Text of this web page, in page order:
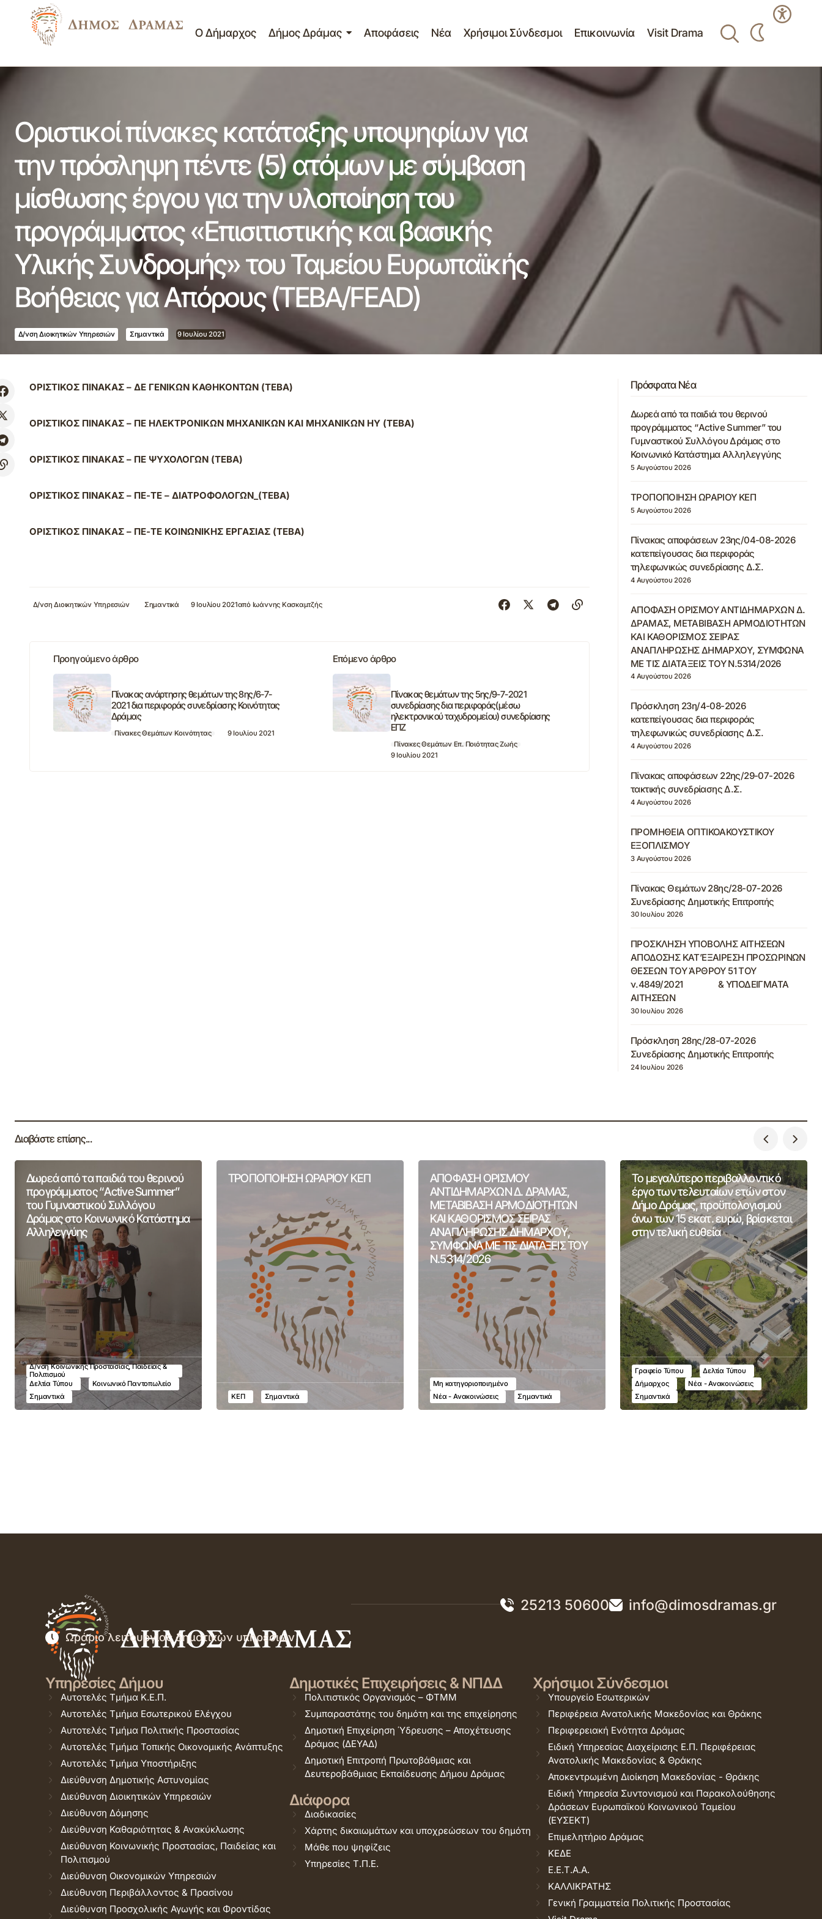
Ο Δήμαρχος Δήμος Δράμας Αποφάσεις Νέα Χρήσιμοι Σύνδεσμοι Επικοινωνία Visit Drama
Οριστικοί πίνακες κατάταξης υποψηφίων για την πρόσληψη πέντε (5) ατόμων με
σύμβαση μίσθωσης έργου για την υλοποίηση του προγράμματος «Επισιτιστικής
και βασικής Υλικής Συνδρομής» του Ταμείου Ευρωπαϊκής Βοήθειας για Απόρους
Πίνακας θεμάτων της 5ης/9-7-2021
συνεδρίασης δια περιφοράς(μέσω
ηλεκτρονικού ταχυδρομείου)
Οριστικοί πίνακες κατάταξης υποψηφίων για
την πρόσληψη πέντε (5) ατόμων με σύμβαση
μίσθωσης έργου για την υλοποίηση του
προγράμματος «Επισιτιστικής και βασικής
Υλικής Συνδρομής» του Ταμείου Ευρωπαϊκής
Βοήθειας για Απόρους (ΤΕΒΑ/FEAD)
Δ/νση Διοικητικών Υπηρεσιών Σημαντικά 9 Ιουλίου 2021
ΟΡΙΣΤΙΚΟΣ ΠΙΝΑΚΑΣ – ΔΕ ΓΕΝΙΚΩΝ ΚΑΘΗΚΟΝΤΩΝ (ΤΕΒΑ)
ΟΡΙΣΤΙΚΟΣ ΠΙΝΑΚΑΣ – ΠΕ ΗΛΕΚΤΡΟΝΙΚΩΝ ΜΗΧΑΝΙΚΩΝ ΚΑΙ ΜΗΧΑΝΙΚΩΝ ΗΥ (ΤΕΒΑ)
ΟΡΙΣΤΙΚΟΣ ΠΙΝΑΚΑΣ – ΠΕ ΨΥΧΟΛΟΓΩΝ (ΤΕΒΑ)
ΟΡΙΣΤΙΚΟΣ ΠΙΝΑΚΑΣ – ΠΕ-ΤΕ – ΔΙΑΤΡΟΦΟΛΟΓΩΝ_(ΤΕΒΑ)
ΟΡΙΣΤΙΚΟΣ ΠΙΝΑΚΑΣ – ΠΕ-ΤΕ ΚΟΙΝΩΝΙΚΗΣ ΕΡΓΑΣΙΑΣ (ΤΕΒΑ)
Δ/νση Διοικητικών Υπηρεσιών Σημαντικά 9 Ιουλίου 2021από Ιωάννης Κασκαμτζής
Προηγούμενο άρθρο
Πίνακας ανάρτησης θεμάτων της 8ης/6-7-
2021 δια περιφοράς συνεδρίασης Κοινότητας
Δράμας
Πίνακες Θεμάτων Κοινότητας 9 Ιουλίου 2021
Επόμενο άρθρο
Πίνακας θεμάτων της 5ης/9-7-2021
συνεδρίασης δια περιφοράς(μέσω
ηλεκτρονικού ταχυδρομείου) συνεδρίασης
ΕΠΖ
Πίνακες Θεμάτων Επ. Ποιότητας Ζωής
9 Ιουλίου 2021
Πρόσφατα Νέα
Δωρεά από τα παιδιά του θερινού
προγράμματος “Active Summer” του
Γυμναστικού Συλλόγου Δράμας στο
Κοινωνικό Κατάστημα Αλληλεγγύης
5 Αυγούστου 2026
ΤΡΟΠΟΠΟΙΗΣΗ ΩΡΑΡΙΟΥ ΚΕΠ
5 Αυγούστου 2026
Πίνακας αποφάσεων 23ης/04-08-2026
κατεπείγουσας δια περιφοράς
τηλεφωνικώς συνεδρίασης Δ.Σ.
4 Αυγούστου 2026
ΑΠΟΦΑΣΗ ΟΡΙΣΜΟΥ ΑΝΤΙΔΗΜΑΡΧΩΝ Δ.
ΔΡΑΜΑΣ, ΜΕΤΑΒΙΒΑΣΗ ΑΡΜΟΔΙΟΤΗΤΩΝ
ΚΑΙ ΚΑΘΟΡΙΣΜΟΣ ΣΕΙΡΑΣ
ΑΝΑΠΛΗΡΩΣΗΣ ΔΗΜΑΡΧΟΥ, ΣΥΜΦΩΝΑ
ΜΕ ΤΙΣ ΔΙΑΤΑΞΕΙΣ ΤΟΥ Ν.5314/2026
4 Αυγούστου 2026
Πρόσκληση 23η/4-08-2026
κατεπείγουσας δια περιφοράς
τηλεφωνικώς συνεδρίασης Δ.Σ.
4 Αυγούστου 2026
Πίνακας αποφάσεων 22ης/29-07-2026
τακτικής συνεδρίασης Δ.Σ.
4 Αυγούστου 2026
ΠΡΟΜΗΘΕΙΑ ΟΠΤΙΚΟΑΚΟΥΣΤΙΚΟΥ
ΕΞΟΠΛΙΣΜΟΥ
3 Αυγούστου 2026
Πίνακας Θεμάτων 28ης/28-07-2026
Συνεδρίασης Δημοτικής Επιτροπής
30 Ιουλίου 2026
ΠΡΟΣΚΛΗΣΗ ΥΠΟΒΟΛΗΣ ΑΙΤΗΣΕΩΝ
ΑΠΟΔΟΣΗΣ ΚΑΤ’ΕΞΑΙΡΕΣΗ ΠΡΟΣΩΡΙΝΩΝ
ΘΕΣΕΩΝ ΤΟΥ ΆΡΘΡΟΥ 51 ΤΟΥ
ν.4849/2021 & ΥΠΟΔΕΙΓΜΑΤΑ
ΑΙΤΗΣΕΩΝ
30 Ιουλίου 2026
Πρόσκληση 28ης/28-07-2026
Συνεδρίασης Δημοτικής Επιτροπής
24 Ιουλίου 2026
Διαβάστε επίσης...
Δωρεά από τα παιδιά του θερινού
προγράμματος “Active Summer”
του Γυμναστικού Συλλόγου
Δράμας στο Κοινωνικό Κατάστημα
Αλληλεγγύης
Δ/νση Κοινωνικής Προστασίας, Παιδείας &
Πολιτισμού
Δελτία Τύπου
Κοινωνικό Παντοπωλείο
Σημαντικά
ΤΡΟΠΟΠΟΙΗΣΗ ΩΡΑΡΙΟΥ ΚΕΠ
ΚΕΠ Σημαντικά
ΑΠΟΦΑΣΗ ΟΡΙΣΜΟΥ
ΑΝΤΙΔΗΜΑΡΧΩΝ Δ. ΔΡΑΜΑΣ,
ΜΕΤΑΒΙΒΑΣΗ ΑΡΜΟΔΙΟΤΗΤΩΝ
ΚΑΙ ΚΑΘΟΡΙΣΜΟΣ ΣΕΙΡΑΣ
ΑΝΑΠΛΗΡΩΣΗΣ ΔΗΜΑΡΧΟΥ,
ΣΥΜΦΩΝΑ ΜΕ ΤΙΣ ΔΙΑΤΑΞΕΙΣ ΤΟΥ
Ν.5314/2026
Μη κατηγοριοποιημένο
Νέα - Ανακοινώσεις
Σημαντικά
Το μεγαλύτερο περιβαλλοντικό
έργο των τελευταίων ετών στον
Δήμο Δράμας, προϋπολογισμού
άνω των 15 εκατ. ευρώ, βρίσκεται
στην τελική ευθεία
Γραφείο Τύπου
Δελτία Τύπου
Δήμαρχος
Νέα - Ανακοινώσεις
Σημαντικά
25213 50600 info@dimosdramas.gr
Ωράριο λειτουργίας δημοτικών υπηρεσιών
Υπηρεσίες Δήμου
Αυτοτελές Τμήμα Κ.Ε.Π.
Αυτοτελές Τμήμα Εσωτερικού Ελέγχου
Αυτοτελές Τμήμα Πολιτικής Προστασίας
Αυτοτελές Τμήμα Τοπικής Οικονομικής Ανάπτυξης
Αυτοτελές Τμήμα Υποστήριξης
Διεύθυνση Δημοτικής Αστυνομίας
Διεύθυνση Διοικητικών Υπηρεσιών
Διεύθυνση Δόμησης
Διεύθυνση Καθαριότητας & Ανακύκλωσης
Διεύθυνση Κοινωνικής Προστασίας, Παιδείας και
Πολιτισμού
Διεύθυνση Οικονομικών Υπηρεσιών
Διεύθυνση Περιβάλλοντος & Πρασίνου
Διεύθυνση Προσχολικής Αγωγής και Φροντίδας
Δημοτικές Επιχειρήσεις & ΝΠΔΔ
Πολιτιστικός Οργανισμός – ΦΤΜΜ
Συμπαραστάτης του δημότη και της επιχείρησης
Δημοτική Επιχείρηση Ύδρευσης – Αποχέτευσης
Δράμας (ΔΕΥΑΔ)
Δημοτική Επιτροπή Πρωτοβάθμιας και
Δευτεροβάθμιας Εκπαίδευσης Δήμου Δράμας
Διάφορα
Διαδικασίες
Χάρτης δικαιωμάτων και υποχρεώσεων του δημότη
Μάθε που ψηφίζεις
Υπηρεσίες Τ.Π.Ε.
Χρήσιμοι Σύνδεσμοι
Υπουργείο Εσωτερικών
Περιφέρεια Ανατολικής Μακεδονίας και Θράκης
Περιφερειακή Ενότητα Δράμας
Ειδική Υπηρεσίας Διαχείρισης Ε.Π. Περιφέρειας
Ανατολικής Μακεδονίας & Θράκης
Αποκεντρωμένη Διοίκηση Μακεδονίας - Θράκης
Ειδική Υπηρεσία Συντονισμού και Παρακολούθησης
Δράσεων Ευρωπαϊκού Κοινωνικού Ταμείου
(ΕΥΣΕΚΤ)
Επιμελητήριο Δράμας
ΚΕΔΕ
Ε.Ε.Τ.Α.Α.
ΚΑΛΛΙΚΡΑΤΗΣ
Γενική Γραμματεία Πολιτικής Προστασίας